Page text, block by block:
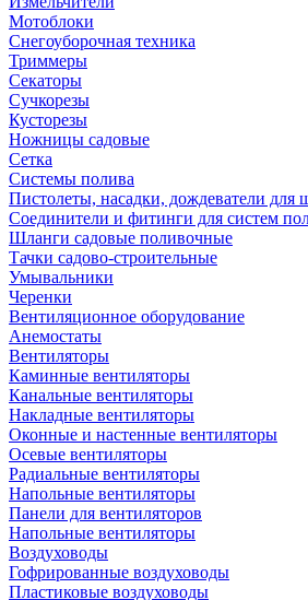
Мотоблоки
Снегоуборочная техника
Триммеры
Секаторы
Сучкорезы
Кусторезы
Ножницы садовые
Сетка
Системы полива
Пистолеты, насадки, дождеватели для
Соединители и фитинги для систем
Шланги садовые поливочные
Тачки садово-строительные
Умывальники
Черенки
Вентиляционное оборудование
Анемостаты
Вентиляторы
Каминные вентиляторы
Канальные вентиляторы
Накладные вентиляторы
Оконные и настенные вентиляторы
Осевые вентиляторы
Радиальные вентиляторы
Напольные вентиляторы
Панели для вентиляторов
Напольные вентиляторы
Воздуховоды
Гофрированные воздуховоды
Пластиковые воздуховоды